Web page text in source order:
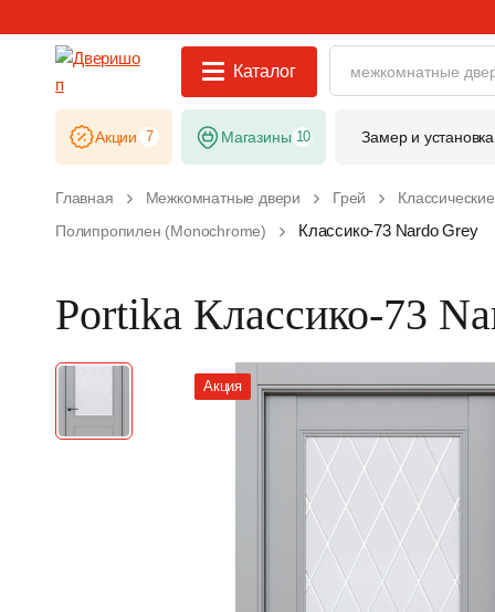
Каталог
Акции 7 Магазины 10 Замер и установка
Главная Межкомнатные двери Грей
Полипропилен (Monochrome)
Классико-73 Nardo Grey
Portika Классико-73
Акция